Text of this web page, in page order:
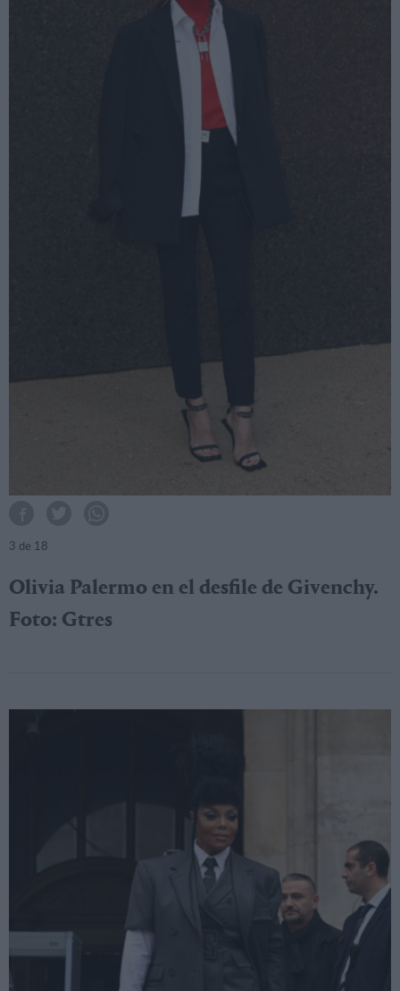
3 de 18
Olivia Palermo en el desfile de Givenchy.
Foto: Gtres